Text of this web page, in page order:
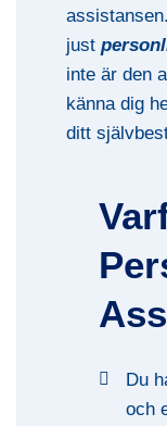
just
inte är den
känna dig
ditt
Du
och